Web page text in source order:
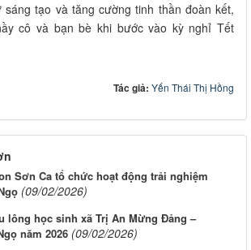
sáng tạo và tăng cường tinh thần đoàn kết,
cô và bạn bè khi bước vào kỳ nghỉ Tết
Tác giả: Yến Thái Thị Hồng
Sơn Ca tổ chức hoạt động trải nghiệm
(09/02/2026)
lông học sinh xã Trị An Mừng Đảng –
năm 2026 (09/02/2026)